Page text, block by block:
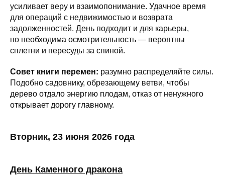
усиливает веру и взаимопонимание. Удачное время
для операций с недвижимостью и возврата
задолженностей. День подходит и для карьеры,
но необходима осмотрительность — вероятны
сплетни и пересуды за спиной.
Совет книги перемен: разумно распределяйте силы.
Подобно садовнику, обрезающему ветви, чтобы
дерево отдало энергию плодам, отказ от ненужного
открывает дорогу главному.
Вторник, 23 июня 2026 года
День Каменного дракона